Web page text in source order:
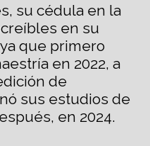
su cédula en la
en su
que primero
en 2022, a
de
sus estudios de
en 2024.